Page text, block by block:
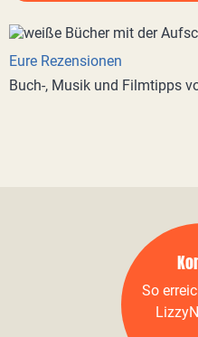
Eure Rezensionen
Buch-, Musik und Filmtipps
So